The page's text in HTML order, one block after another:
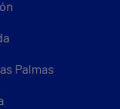
Palmas